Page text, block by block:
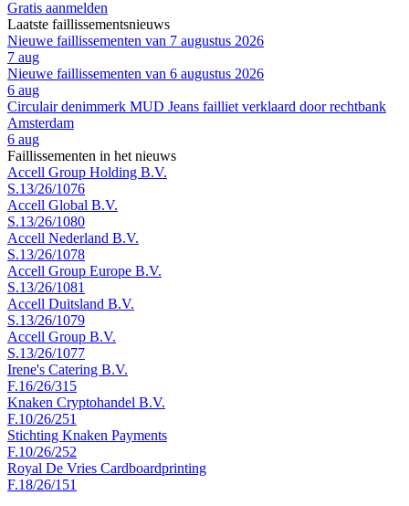
Gratis aanmelden
Laatste faillissementsnieuws
Nieuwe faillissementen van 7 augustus 2026
7 aug
Nieuwe faillissementen van 6 augustus 2026
6 aug
Circulair denimmerk MUD Jeans failliet verklaard door rechtbank
Amsterdam
6 aug
Faillissementen in het nieuws
Accell Group Holding B.V.
S.13/26/1076
Accell Global B.V.
S.13/26/1080
Accell Nederland B.V.
S.13/26/1078
Accell Group Europe B.V.
S.13/26/1081
Accell Duitsland B.V.
S.13/26/1079
Accell Group B.V.
S.13/26/1077
Irene's Catering B.V.
F.16/26/315
Knaken Cryptohandel B.V.
F.10/26/251
Stichting Knaken Payments
F.10/26/252
Royal De Vries Cardboardprinting
F.18/26/151